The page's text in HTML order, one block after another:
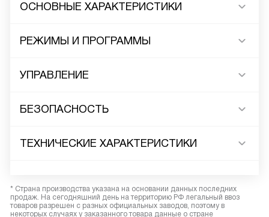
ОСНОВНЫЕ ХАРАКТЕРИСТИКИ
РЕЖИМЫ И ПРОГРАММЫ
УПРАВЛЕНИЕ
БЕЗОПАСНОСТЬ
ТЕХНИЧЕСКИЕ ХАРАКТЕРИСТИКИ
* Страна производства указана на основании данных последних
продаж. На сегодняшний день на территорию РФ легальный ввоз
товаров разрешен с разных официальных заводов, поэтому в
некоторых случаях у заказанного товара данные о стране